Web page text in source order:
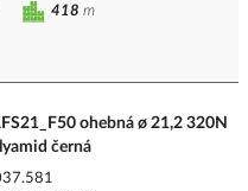
418 m
ohebná ø 21,2 320N
černá